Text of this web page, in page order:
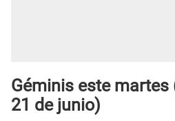
Géminis este martes
21 de junio)